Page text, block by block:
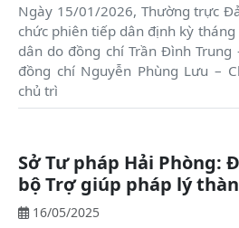
Ngày 15/01/2026, Thường trực
chức phiên tiếp dân định kỳ
dân do đồng chí Trần Đình
đồng chí Nguyễn Phùng Lưu –
chủ trì
Sở Tư pháp Hải Phòng:
bộ Trợ giúp pháp lý
16/05/2025